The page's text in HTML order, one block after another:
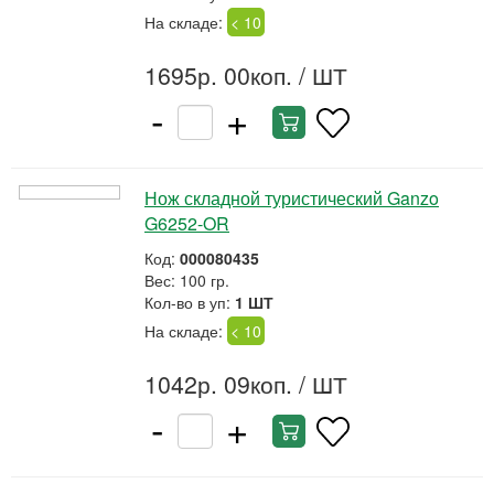
На складе: < 10
1695р. 00коп. / ШТ
- +
Нож складной туристический Ganzo
G6252-OR
Код: 000080435
Вес: 100 гр.
Кол-во в уп: 1 ШТ
На складе: < 10
1042р. 09коп. / ШТ
- +